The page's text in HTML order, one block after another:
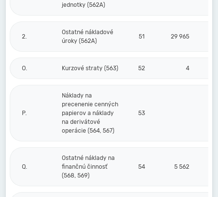
jednotky (562A)
2.
Ostatné nákladové
úroky (562A)
51 29 965
O. Kurzové straty (563) 52 4
P.
Náklady na
precenenie cenných
papierov a náklady
na derivátové
operácie (564, 567)
53
Q.
Ostatné náklady na
finančnú činnosť
(568, 569)
54 5 562